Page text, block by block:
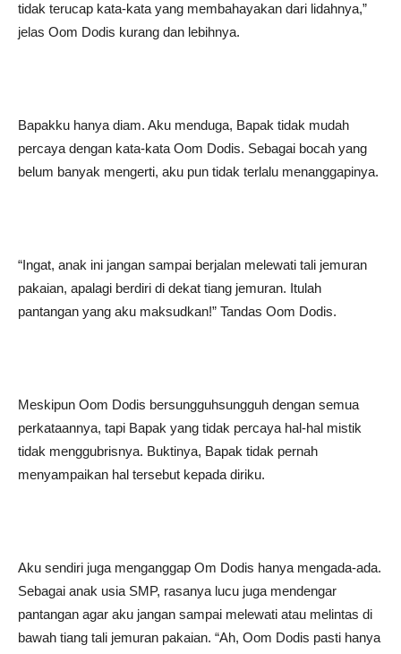
tidak terucap kata-kata yang membahayakan dari lidahnya,”
jelas Oom Dodis kurang dan lebihnya.
Bapakku hanya diam. Aku menduga, Bapak tidak mudah
percaya dengan kata-kata Oom Dodis. Sebagai bocah yang
belum banyak mengerti, aku pun tidak terlalu menanggapinya.
“Ingat, anak ini jangan sampai berjalan melewati tali jemuran
pakaian, apalagi berdiri di dekat tiang jemuran. Itulah
pantangan yang aku maksudkan!” Tandas Oom Dodis.
Meskipun Oom Dodis bersungguhsungguh dengan semua
perkataannya, tapi Bapak yang tidak percaya hal-hal mistik
tidak menggubrisnya. Buktinya, Bapak tidak pernah
menyampaikan hal tersebut kepada diriku.
Aku sendiri juga menganggap Om Dodis hanya mengada-ada.
Sebagai anak usia SMP, rasanya lucu juga mendengar
pantangan agar aku jangan sampai melewati atau melintas di
bawah tiang tali jemuran pakaian. “Ah, Oom Dodis pasti hanya